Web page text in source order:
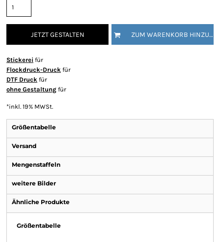
JETZT GESTALTEN ZUM WARENKORB HINZUFÜGEN
Stickerei für
Flockdruck-Druck für
DTF Druck für
ohne Gestaltung für
*inkl. 19% MWSt.
Größentabelle
Versand
Mengenstaffeln
weitere Bilder
Ähnliche Produkte
Größentabelle